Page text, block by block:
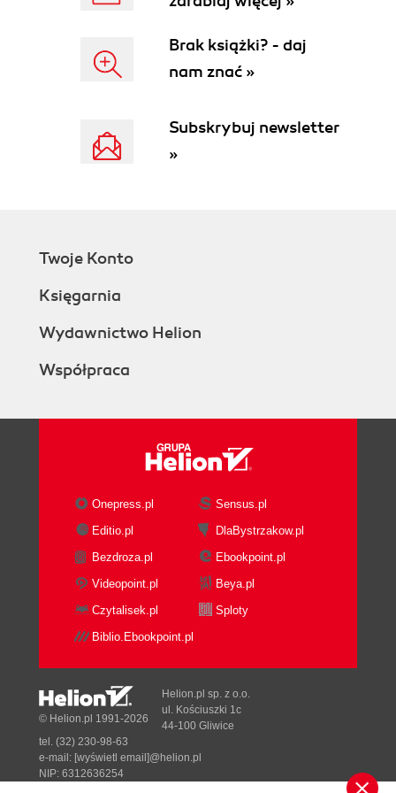
Brak książki? - daj
nam znać »
Subskrybuj newsletter
»
Twoje Konto
Księgarnia
Wydawnictwo Helion
Współpraca
Onepress.pl
Sensus.pl
Editio.pl
DlaBystrzakow.pl
Bezdroza.pl
Ebookpoint.pl
Videopoint.pl
Beya.pl
Czytalisek.pl
Sploty
Biblio.Ebookpoint.pl
© Helion.pl 1991-2026
Helion.pl sp. z o.o.
ul. Kościuszki 1c
44-100 Gliwice
tel. (32) 230-98-63
e-mail: [wyświetl email]@helion.pl
NIP: 6312636254